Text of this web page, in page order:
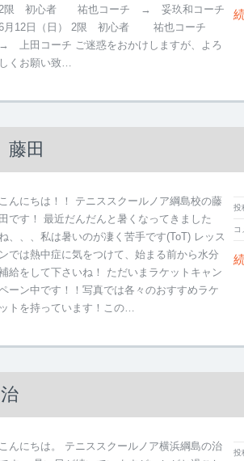
限 初心者 祐也コーチ → 妥玖和コーチ
月12日（日） 2限 初心者 祐也コーチ
→ 上田コーチ ご迷惑をおかけしますが、よろ
しくお願い致…
田
投
コ
こんにちは！！ テニススクールノア綱島校の藤
田です！ 最近だんだんと暑くなってきました
ね、、、私は暑いのが凄く苦手です(ToT) レッス
ンでは熱中症に気をつけて、始まる前から水分
給をして下さいね！ ただいまラケットキャン
ーン中です！！写真では各々のおすすめラケ
ットを持っています！この…
投
こんにちは。 テニススクールノア横浜綱島の治